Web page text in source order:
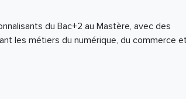
du Bac+2 au Mastère, avec des
les métiers du numérique, du commerce